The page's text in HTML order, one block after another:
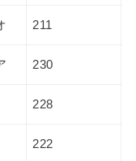
211
230
228
222